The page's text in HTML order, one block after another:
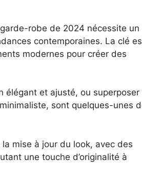
robe de 2024 nécessite un
contemporaines. La clé
modernes pour créer des
élégant et ajusté, ou superposer
sont quelques-unes
mise à jour du look, avec des
une touche d’originalité à